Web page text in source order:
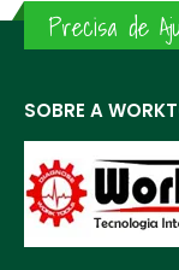
Precisa de
SOBRE A